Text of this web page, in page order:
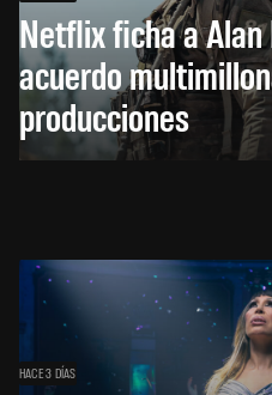
Netflix ficha a Alan
acuerdo
producciones
HACE 3 DÍAS